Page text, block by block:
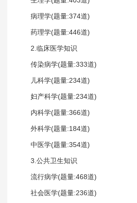
病理学(题量:374道)
药理学(题量:446道)
2.临床医学知识
传染病学(题量:333道)
儿科学(题量:234道)
妇产科学(题量:234道)
内科学(题量:366道)
外科学(题量:184道)
中医学(题量:354道)
3.公共卫生知识
流行病学(题量:468道)
社会医学(题量:236道)